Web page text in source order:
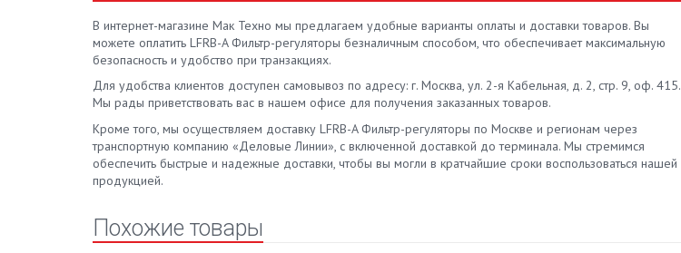
В интернет-магазине Мак Техно мы предлагаем удобные варианты оплаты и доставки товаров. Вы
можете оплатить LFRB-A Фильтр-регуляторы безналичным способом, что обеспечивает максимальную
безопасность и удобство при транзакциях.
Для удобства клиентов доступен самовывоз по адресу: г. Москва, ул. 2-я Кабельная, д. 2, стр. 9, оф. 415.
Мы рады приветствовать вас в нашем офисе для получения заказанных товаров.
Кроме того, мы осуществляем доставку LFRB-A Фильтр-регуляторы по Москве и регионам через
транспортную компанию «Деловые Линии», с включенной доставкой до терминала. Мы стремимся
обеспечить быстрые и надежные доставки, чтобы вы могли в кратчайшие сроки воспользоваться нашей
продукцией.
Похожие товары